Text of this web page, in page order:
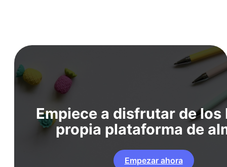
Empiece a disfrutar de
propia plataforma de
Empezar ahora